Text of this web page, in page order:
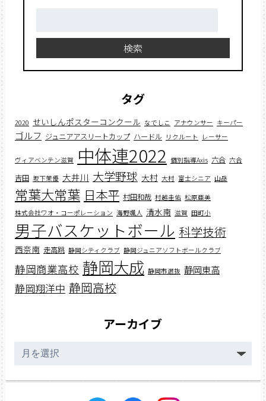
検索
タグ
2020 せいしんポスターコンクール なでしこ アナウンサー キーパー
ゴルフ ジュニアアスリートカップ ハードル リクルート レーサー
ヴィアベンテン滋賀 中体連2022 個別指導Axis 六合 六合
吉田 坂下茉優 大井川 大学野球 大村 大村 富士シニア 山岳
常葉大常葉 日本平 村田和哉 村越圭佑 松原亜美
株式会社ワオ・コーポレーション 海野颯人 清水南 滋賀 田町小
男子バスケットボール 科学技術
西奈南 走高跳 静岡シティクラブ 静岡ジュニアソフトボールクラブ
静岡商業高校 静岡大成 静岡市選抜 静岡東高
静岡翔洋中 静岡高校
アーカイブ
ー